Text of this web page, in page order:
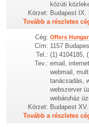
közúti
Körzet: Budapest IX.
Tovább a részletes
Cég: Offers
Cím: 1157
Tel.: (1) 4104185,
Tev.: email,
webmail,
tanácsadás,
webszerver
webáruház
Körzet: Budapest
Tovább a részletes